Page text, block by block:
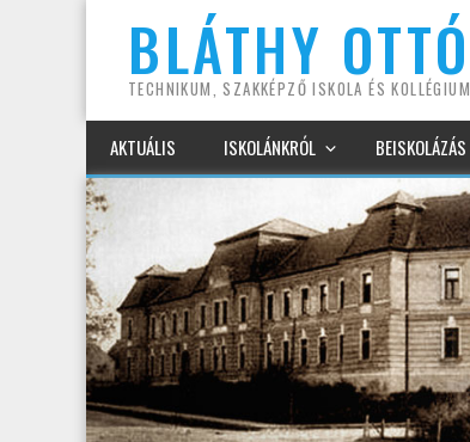
BLÁTHY OTTÓ
TECHNIKUM, SZAKKÉPZŐ ISKOLA ÉS KOLLÉGIUM
AKTUÁLIS ISKOLÁNKRÓL BEISKOLÁZÁS